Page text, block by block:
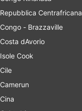
Repubblica Centrafricana
Congo - Brazzaville
Costa dAvorio
Isole Cook
Cile
Camerun
Cina